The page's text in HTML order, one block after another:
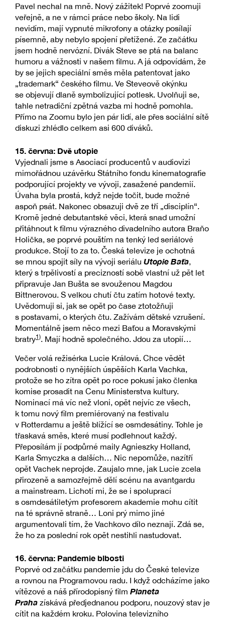
Pavel nechal na mně. Nový zážitek! Poprvé zoomuji
veřejně, a ne v rámci práce nebo školy. Na lidi
nevidím, mají vypnuté mikrofony a otázky posílají
písemně, aby nebylo spojení přetížené. Ze začátku
jsem hodně nervózní. Divák Steve se ptá na balanc
humoru a vážnosti v našem filmu. A já odpovídám, že
by se jejich speciální směs měla patentovat jako
„trademark“ českého filmu. Ve Steveově okýnku
se objevují dlaně symbolizující potlesk. Uvolňuji se,
tahle netradiční zpětná vazba mi hodně pomohla.
Přímo na Zoomu bylo jen pár lidí, ale přes sociální sítě
diskuzi zhlédlo celkem asi 600 diváků.
15. června: Dvě utopie
Vyjednali jsme s Asociací producentů v audiovizi
mimořádnou uzávěrku Státního fondu kinematografie
podporující projekty ve vývoji, zasažené pandemií.
Úvaha byla prostá, když nejde točit, bude možné
aspoň psát. Nakonec obsazuji dvě ze tří „disciplín“.
Kromě jedné debutantské věci, která snad umožní
přitáhnout k filmu výrazného divadelního autora Braňo
Holička, se poprvé pouštím na tenký led seriálové
produkce. Stojí to za to. Česká televize je ochotná
se mnou spojit síly na vývoji seriálu Utopie Baťa,
který s trpělivostí a precizností sobě vlastní už pět let
připravuje Jan Bušta se svouženou Magdou
Bittnerovou. S velkou chutí čtu zatím hotové texty.
Uvědomuji si, jak se opět po čase ztotožňuji
s postavami, o kterých čtu. Zažívám dětské vzrušení.
Momentálně jsem něco mezi Baťou a Moravskými
bratry1). Mají hodně společného. Jdou za utopií…
Večer volá režisérka Lucie Králová. Chce vědět
podrobnosti o nynějších úspěších Karla Vachka,
protože se ho zítra opět po roce pokusí jako členka
komise prosadit na Cenu Ministerstva kultury.
Nominací má víc než vloni, opět nejvíc ze všech,
k tomu nový film premiérovaný na festivalu
v Rotterdamu a ještě blížící se osmdesátiny. Tohle je
třaskavá směs, které musí podlehnout každý.
Přeposílám jí podpůrné maily Agnieszky Holland,
Karla Smyczka a dalších… Nic nepomůže, nazítří
opět Vachek neprojde. Zaujalo mne, jak Lucie zcela
přirozeně a samozřejmě dělí scénu na avantgardu
a mainstream. Lichotí mi, že se i spoluprací
s osmdesátiletým profesorem akademie mohu cítit
na té správně straně… Loni prý mimo jiné
argumentovali tím, že Vachkovo dílo neznají. Zdá se,
že ho za poslední rok opět nestihli nastudovat.
16. června: Pandemie blbosti
Poprvé od začátku pandemie jdu do České televize
a rovnou na Programovou radu. I když odcházíme jako
vítězové a náš přírodopisný film Planeta
Praha získává předjednanou podporu, nouzový stav je
cítit na každém kroku. Polovina televizního